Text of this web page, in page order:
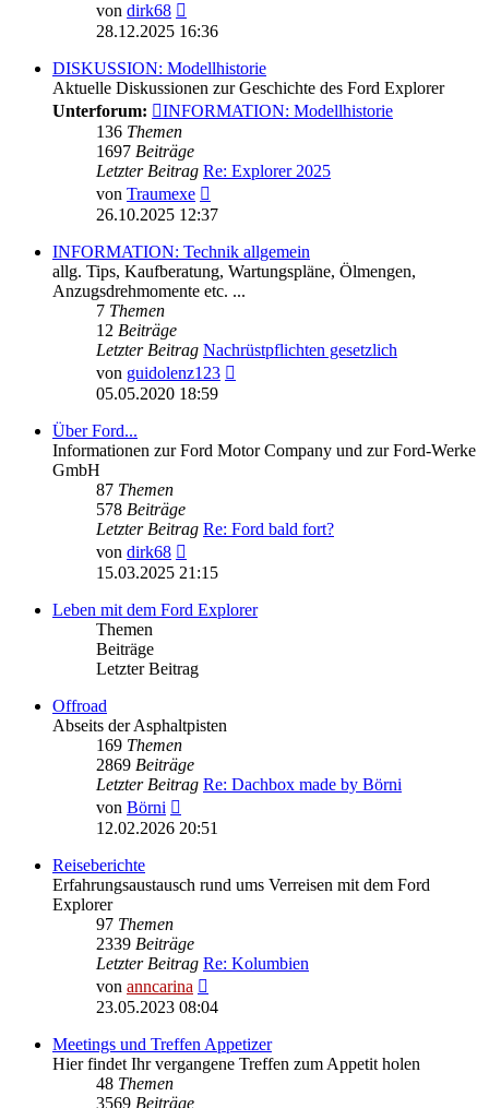
von dirk68
Beitrag
28.12.2025 16:36
DISKUSSION: Modellhistorie
Aktuelle Diskussionen zur Geschichte des Ford Explorer
Unterforum:
INFORMATION: Modellhistorie
136 Themen
1697 Beiträge
Letzter Beitrag Re: Explorer 2025
von Traumexe
Beitrag
26.10.2025 12:37
INFORMATION: Technik allgemein
allg. Tips, Kaufberatung, Wartungspläne, Ölmengen,
Anzugsdrehmomente etc. ...
7 Themen
12 Beiträge
Letzter Beitrag Nachrüstpflichten gesetzlich
von guidolenz123
05.05.2020 18:59
Über Ford...
Informationen zur Ford Motor Company und zur Ford-Werke
GmbH
87 Themen
578 Beiträge
Letzter Beitrag Re: Ford bald fort?
von dirk68
Beitrag
15.03.2025 21:15
Leben mit dem Ford Explorer
Themen
Beiträge
Letzter Beitrag
Offroad
Abseits der Asphaltpisten
169 Themen
2869 Beiträge
Letzter Beitrag Re: Dachbox made by Börni
von Börni
Beitrag
12.02.2026 20:51
Reiseberichte
Erfahrungsaustausch rund ums Verreisen mit dem Ford
Explorer
97 Themen
2339 Beiträge
Letzter Beitrag Re: Kolumbien
von anncarina
Beitrag
23.05.2023 08:04
Meetings und Treffen Appetizer
Hier findet Ihr vergangene Treffen zum Appetit holen
48 Themen
3569 Beiträge